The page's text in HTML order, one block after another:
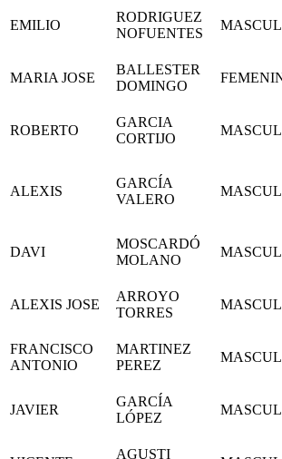
EMILIO
RODRIGUEZ
NOFUENTES
MARIA JOSE
BALLESTER
DOMINGO
ROBERTO
GARCIA
CORTIJO
ALEXIS
GARCÍA
VALERO
DAVI
MOSCARDÓ
MOLANO
ALEXIS JOSE
ARROYO
TORRES
FRANCISCO
ANTONIO
MARTINEZ
PEREZ
JAVIER
GARCÍA
LÓPEZ
AGUSTI